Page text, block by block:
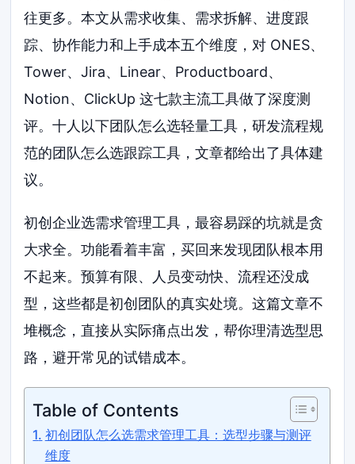
往更多。本文从需求收集、需求拆解、进度跟
踪、协作能力和上手成本五个维度，对 ONES、
Tower、Jira、Linear、Productboard、
Notion、ClickUp 这七款主流工具做了深度测
评。十人以下团队怎么选轻量工具，研发流程规
范的团队怎么选跟踪工具，文章都给出了具体建
议。
初创企业选需求管理工具，最容易踩的坑就是贪
大求全。功能看着丰富，买回来发现团队根本用
不起来。预算有限、人员变动快、流程还没成
型，这些都是初创团队的真实处境。这篇文章不
堆概念，直接从实际痛点出发，帮你理清选型思
路，避开常见的试错成本。
Table of Contents
初创团队怎么选需求管理工具：选型步骤与测评
维度